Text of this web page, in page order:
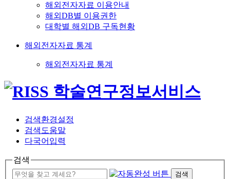
해외전자자료 이용안내
해외DB별 이용권한
대학별 해외DB 구독현황
해외전자자료 통계
해외전자자료 통계
검색환경설정
검색도움말
다국어입력
검색
검색